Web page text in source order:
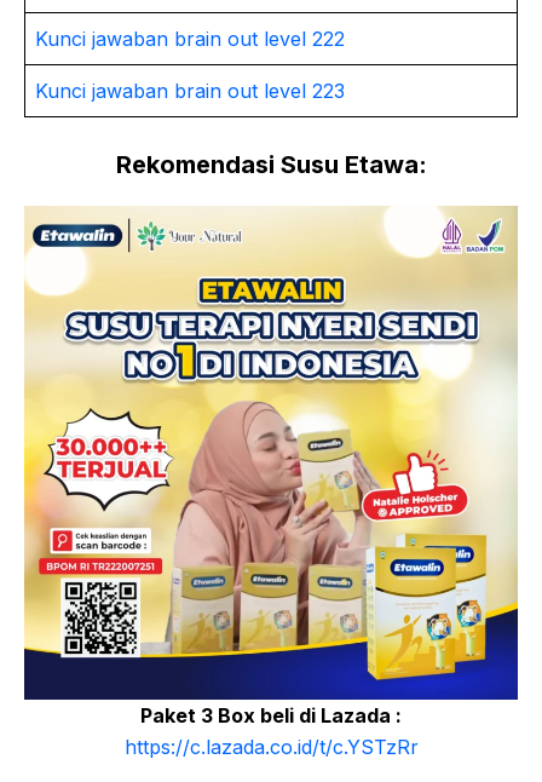
Kunci jawaban brain out level 222
Kunci jawaban brain out level 223
Rekomendasi Susu Etawa:
Paket 3 Box beli di Lazada :
https://c.lazada.co.id/t/c.YSTzRr